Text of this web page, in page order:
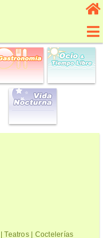
Teatros | Coctelerías